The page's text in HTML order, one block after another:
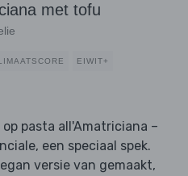
met tofu
EIWIT+
pasta all'Amatriciana –
een speciaal spek.
versie van gemaakt,